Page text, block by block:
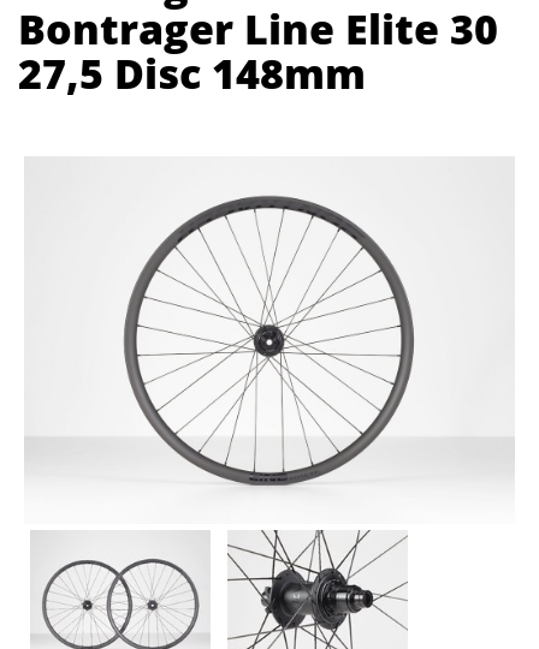
Bontrager Line Elite 30
27,5 Disc 148mm